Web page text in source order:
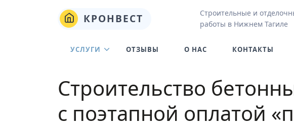
КРОНВЕСТ
Строительные и
работы в Нижнем Тагиле
УСЛУГИ ОТЗЫВЫ О НАС КОНТАКТЫ
Строительство
с поэтапной оплатой